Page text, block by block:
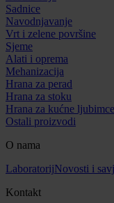
Sadnice
Navodnjavanje
Vrt i zelene površine
Sjeme
Alati i oprema
Mehanizacija
Hrana za perad
Hrana za stoku
Hrana za kućne ljubimce
Ostali proizvodi
O nama
LaboratorijNovosti i
Kontakt